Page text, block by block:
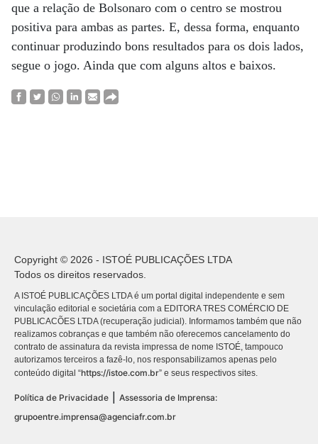
que a relação de Bolsonaro com o centro se mostrou
positiva para ambas as partes. E, dessa forma, enquanto
continuar produzindo bons resultados para os dois lados,
segue o jogo. Ainda que com alguns altos e baixos.
Copyright © 2026 - ISTOÉ PUBLICAÇÕES LTDA
Todos os direitos reservados.
A ISTOÉ PUBLICAÇÕES LTDA é um portal digital independente e sem
vinculação editorial e societária com a EDITORA TRES COMÉRCIO DE
PUBLICACÕES LTDA (recuperação judicial). Informamos também que não
realizamos cobranças e que também não oferecemos cancelamento do
contrato de assinatura da revista impressa de nome ISTOÉ, tampouco
autorizamos terceiros a fazê-lo, nos responsabilizamos apenas pelo
conteúdo digital “https://istoe.com.br” e seus respectivos sites.
Política de Privacidade
Assessoria de Imprensa:
grupoentre.imprensa@agenciafr.com.br